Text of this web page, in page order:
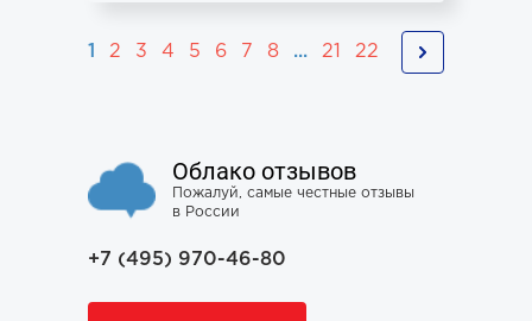
1 2 3 4 5 6 7 8 ... 21 22
Облако отзывов
Пожалуй, самые честные отзывы
в России
+7 (495) 970-46-80